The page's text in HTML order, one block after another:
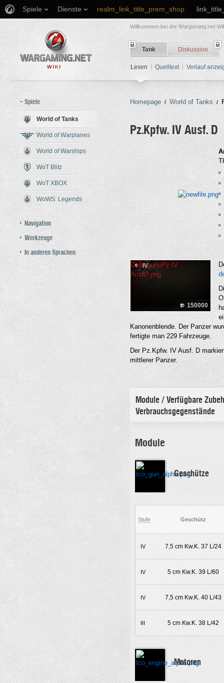
Spiele Dienste realm_link_title_prem_shop
Willkommen bei der Wargaming.net-
Tank Diskussion
Lesen Quelltext Verlauf
Spiele
World of Tanks
World of Warplanes
World of Warships
WoT Blitz
WoT XBOX
WoWS: Legends
Navigation
Werkzeuge
In anderen Sprachen
Homepage / World of Tanks /
Pz.Kpfw. IV Ausf. D
Wechseln zu: Navigation,Suche
IV
Datei:annoPz IV
AusfD.png
150000
Kanonenblende. Der Panzer
fertigte man 229 Fahrzeuge.
Der Pz.Kpfw. IV Ausf. D
mittlerer Panzer.
Module / Verfügbare
Verbrauchsgegenstände
Module
Geschütze
Stufe Geschütz
IV 7,5 cm Kw.K. 37 L/24
IV 5 cm Kw.K. 39 L/60
IV 7,5 cm Kw.K. 40 L/43
5 cm Kw.K. 38 L/42
Motoren